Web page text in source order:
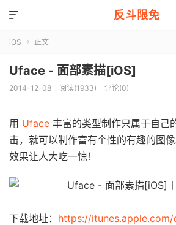
反斗限免

iOS  正文
Uface - 面部素描[iOS]
2014-12-08 阅读(1933) 评论(0)
用 Uface 丰富的类型制作只属于自己
击，就可以制作富有个性的有趣的图
效果让人大吃一惊！
下载地址： https://